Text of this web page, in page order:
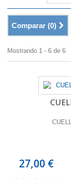
Comparar (0)
Mostrando 1 - 6 de 6
27,00 €